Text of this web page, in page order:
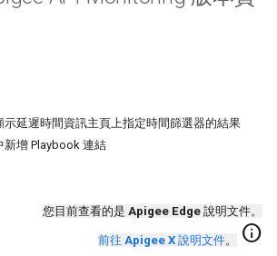
示延遲時間資訊主頁上指定時間篩選器的結果
新增 Playbook 連結
您目前查看的是 Apigee Edge 說明文件。
前往 Apigee X 說明文件。 info